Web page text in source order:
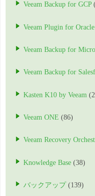
Veeam Backup for GCP
Veeam Plugin for
Veeam Backup for
Veeam Backup for
Kasten K10 by Veeam
Veeam ONE (86)
Veeam Recovery
Knowledge Base (38)
バックアップ (139)